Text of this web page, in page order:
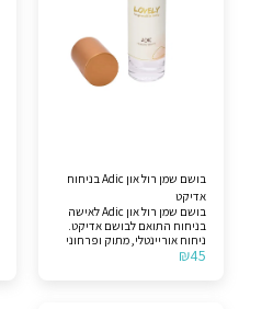
בושם שמן רול און Adic בניחוח
אדיקט
בושם שמן רול און Adic לאישה
בניחוח התואם לבושם אדיקט.
ניחוח אוריינטלי, מתוק ופרחוני
לנשים. תווים עליונים >>
₪45